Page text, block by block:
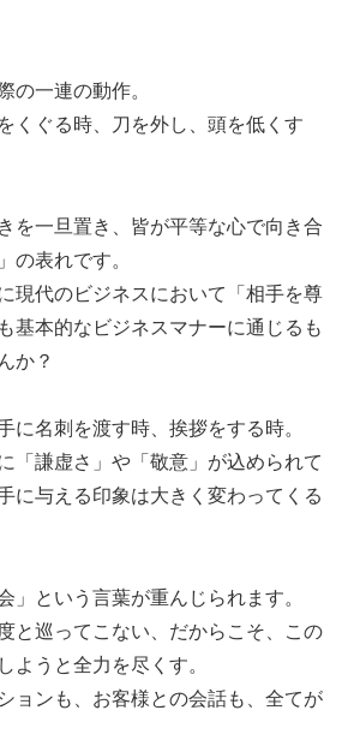
の一連の動作。
くぐる時、刀を外し、頭を低くす
を一旦置き、皆が平等な心で向き合
の表れです。
現代のビジネスにおいて「相手を尊
基本的なビジネスマナーに通じるも
か？
に名刺を渡す時、挨拶をする時。
「謙虚さ」や「敬意」が込められて
に与える印象は大きく変わってくる
」という言葉が重んじられます。
と巡ってこない、だからこそ、この
ようと全力を尽くす。
ョンも、お客様との会話も、全てが